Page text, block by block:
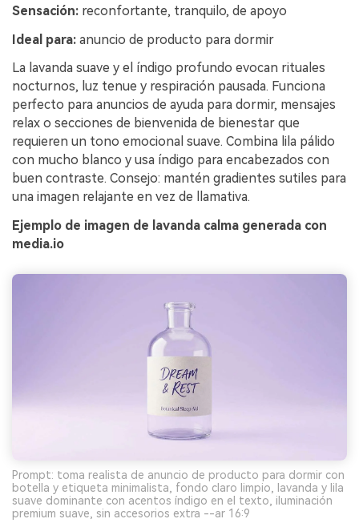
Sensación: reconfortante, tranquilo, de apoyo
Ideal para: anuncio de producto para dormir
La lavanda suave y el índigo profundo evocan rituales
nocturnos, luz tenue y respiración pausada. Funciona
perfecto para anuncios de ayuda para dormir, mensajes
relax o secciones de bienvenida de bienestar que
requieren un tono emocional suave. Combina lila pálido
con mucho blanco y usa índigo para encabezados con
buen contraste. Consejo: mantén gradientes sutiles para
una imagen relajante en vez de llamativa.
Ejemplo de imagen de lavanda calma generada con
media.io
Prompt: toma realista de anuncio de producto para dormir con
botella y etiqueta minimalista, fondo claro limpio, lavanda y lila
suave dominante con acentos índigo en el texto, iluminación
premium suave, sin accesorios extra --ar 16:9